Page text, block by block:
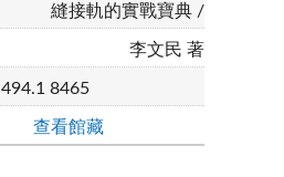
縫接軌的實戰寶典 /
李文民 著
494.1 8465
查看館藏